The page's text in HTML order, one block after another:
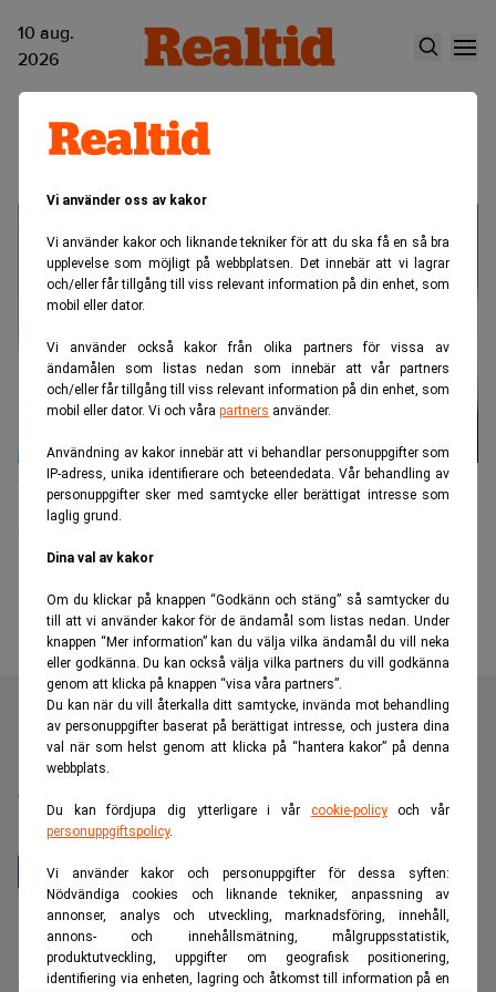
Vi använder oss av kakor
Vi använder kakor och liknande tekniker för att du ska få en så bra
upplevelse som möjligt på webbplatsen. Det innebär att vi lagrar
och/eller får tillgång till viss relevant information på din enhet, som
mobil eller dator.
Vi använder också kakor från olika partners för vissa av
ändamålen som listas nedan som innebär att vår partners
och/eller får tillgång till viss relevant information på din enhet, som
mobil eller dator. Vi och våra partners använder.
Användning av kakor innebär att vi behandlar personuppgifter som
IP-adress, unika identifierare och beteendedata. Vår behandling av
personuppgifter sker med samtycke eller berättigat intresse som
laglig grund.
Dina val av kakor
Om du klickar på knappen “Godkänn och stäng” så samtycker du
till att vi använder kakor för de ändamål som listas nedan. Under
knappen “Mer information” kan du välja vilka ändamål du vill neka
eller godkänna. Du kan också välja vilka partners du vill godkänna
genom att klicka på knappen “visa våra partners”.
Du kan när du vill återkalla ditt samtycke, invända mot behandling
av personuppgifter baserat på berättigat intresse, och justera dina
val när som helst genom att klicka på “hantera kakor” på denna
webbplats.
Du kan fördjupa dig ytterligare i vår cookie-policyoch vår
personuppgiftspolicy.
Vi använder kakor och personuppgifter för dessa syften:
Nödvändiga cookies och liknande tekniker, anpassning av
annonser, analys och utveckling, marknadsföring, innehåll,
annons- och innehållsmätning, målgruppsstatistik,
produktutveckling, uppgifter om geografisk positionering,
identifiering via enheten, lagring och åtkomst till information på en
10 aug.
2026
Finanstillsynet
DNB krävde att bankens egen mäklare
skulle användas
Realtid är en oberoende och kostnadsfri nyhetskanal för
dig som vill fördjupa dig inom finans- och
näringslivsnyheter.
Hantera prenumeration
Integritetspolicy för personuppgifter
Cookiepolicy